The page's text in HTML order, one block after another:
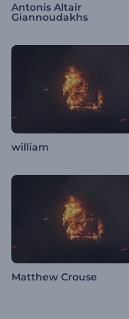
Antonis Altair
Giannoudakhs
william
Matthew Crouse